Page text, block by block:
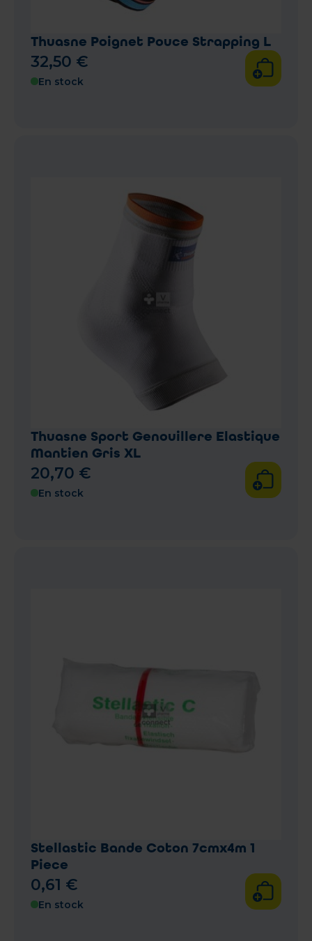
Thuasne Poignet Pouce Strapping L
32,50 €
En stock
Thuasne Sport Genouillere Elastique
Mantien Gris XL
20,70 €
En stock
Stellastic Bande Coton 7cmx4m 1
Piece
0,61 €
En stock